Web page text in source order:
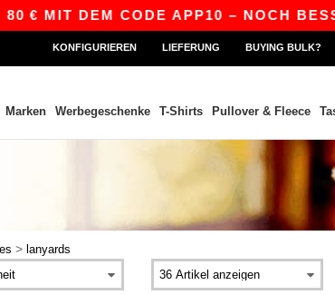
€ MIT DEM CODE APP10 – NOCH
KONFIGURIEREN LIEFERUNG BUYING BULK?
Marken Werbegeschenke T-Shirts Pullover & Fleece
> lanyards